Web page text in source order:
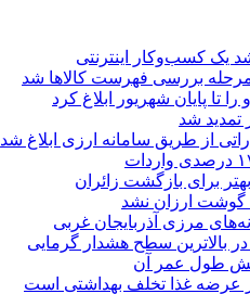
مرحله بررسی فهرست کالاها شد
تا پایان شهریور ابلاغ کرد
شد
از طریق سامانه ارزی ابلاغ شد
برای بازگشت زائران
بالاترین سطح هشدار گرمایی
طول عمر آن
عرضه غذا تخلف بهداشتی است